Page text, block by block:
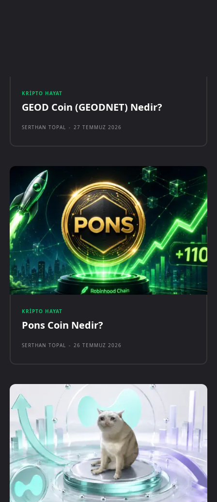
KRIPTO HAYAT
GEOD Coin (GEODNET) Nedir?
SERTHAN TOPAL - 27 TEMMUZ 2026
KRIPTO HAYAT
Pons Coin Nedir?
SERTHAN TOPAL - 26 TEMMUZ 2026